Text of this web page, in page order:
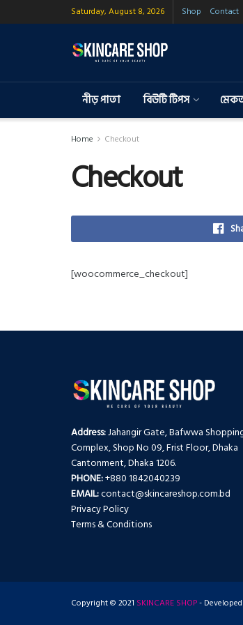
Saturday, August 8, 2026 Shop Contact
নীড় পাতা বিউটি টিপস
Home Checkout
Checkout
[woocommerce_checkout]
Address:Jahangir Gate, Bafwwa
Complex, Shop No 09, Frist Floor, Dhaka
Cantonment, Dhaka 1206.
PHONE:+880 1842040239
EMAIL:contact@skincareshop.com.bd
Privacy Policy
Terms & Conditions
Copyright © 2021 SKINCARE SHOP-